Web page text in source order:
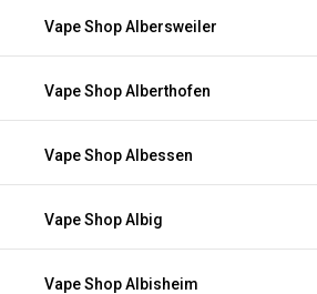
Vape Shop Albersweiler
Vape Shop Alberthofen
Vape Shop Albessen
Vape Shop Albig
Vape Shop Albisheim